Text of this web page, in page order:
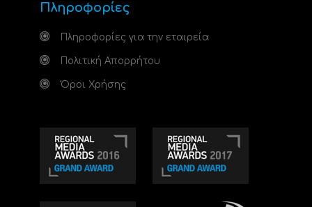
Πληροφορίες
Πληροφορίες για την εταιρεία
Πολιτική Απορρήτου
Όροι Χρήσης